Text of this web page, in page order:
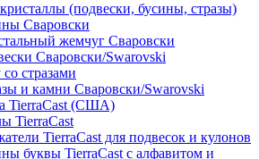
(подвески, бусины, стразы)
Сваровски
жемчуг Сваровски
Сваровски/Swarovski
со стразами
и камни Сваровски/Swarovski
TierraCast (США)
TierraCast
TierraCast для подвесок и кулонов
буквы TierraCast с алфавитом и